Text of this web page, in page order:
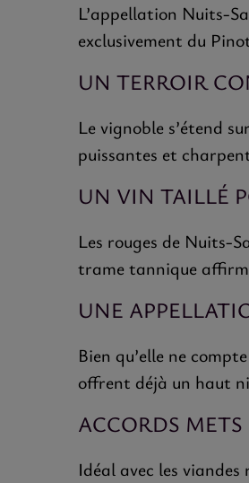
L’appellation Nuits-
exclusivement du
UN TERROIR
Le vignoble s’étend
puissantes et
UN VIN TAILLÉ
Les rouges de Nuits-
trame tannique
UNE
Bien qu’elle ne
offrent déjà un haut
ACCORDS
Idéal avec les